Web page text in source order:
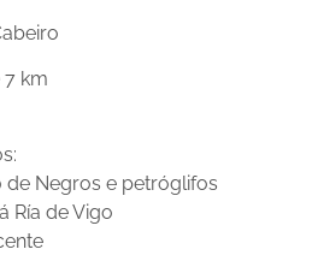
km
de Negros e petróglifos
Ría de Vigo